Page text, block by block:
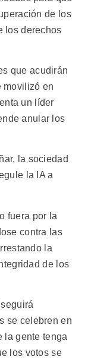
de los
los derechos
que acudirán
movilizó en
un líder
anular los
la sociedad
la IA a
fuera por la
contra las
la
de los
se celebren en
la gente tenga
los votos se